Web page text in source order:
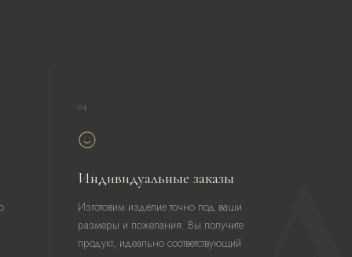
04
Индивидуальные заказы
Изготовим изделие точно под ваши
размеры и пожелания. Вы получите
продукт, идеально соответствующий